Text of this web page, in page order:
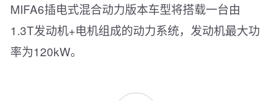
MIFA6插电式混合动力版本车型将搭载一台由
1.3T发动机+电机组成的动力系统，发动机最大功
率为120kW。